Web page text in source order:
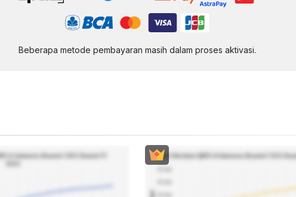
Beberapa metode pembayaran masih dalam proses aktivasi.